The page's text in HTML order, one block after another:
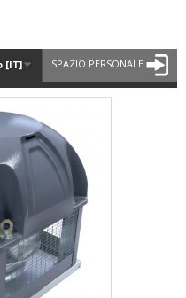
SPAZIO PERSONALE
[IT]